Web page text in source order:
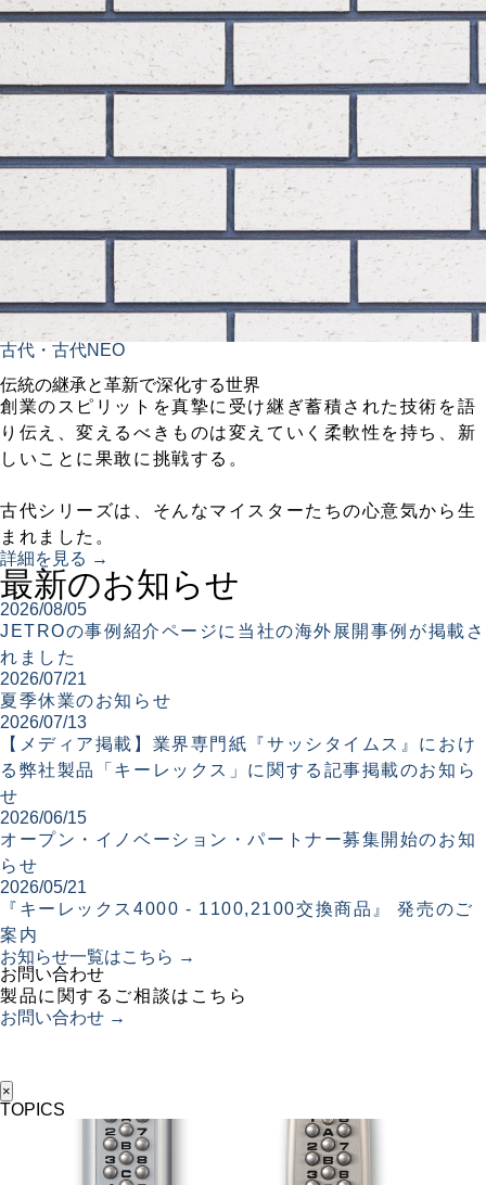
古代・古代NEO
伝統の継承と革新で深化する世界
創業のスピリットを真摯に受け継ぎ蓄積された技術を語
り伝え、変えるべきものは変えていく柔軟性を持ち、新
しいことに果敢に挑戦する。
古代シリーズは、そんなマイスターたちの心意気から生
まれました。
詳細を見る →
最新のお知らせ
2026/08/05
JETROの事例紹介ページに当社の海外展開事例が掲載さ
れました
2026/07/21
夏季休業のお知らせ
2026/07/13
【メディア掲載】業界専門紙『サッシタイムス』におけ
る弊社製品「キーレックス」に関する記事掲載のお知ら
せ
2026/06/15
オープン・イノベーション・パートナー募集開始のお知
らせ
2026/05/21
『キーレックス4000 - 1100,2100交換商品』 発売のご
案内
お知らせ一覧はこちら →
お問い合わせ
製品に関するご相談はこちら
お問い合わせ →
×
TOPICS